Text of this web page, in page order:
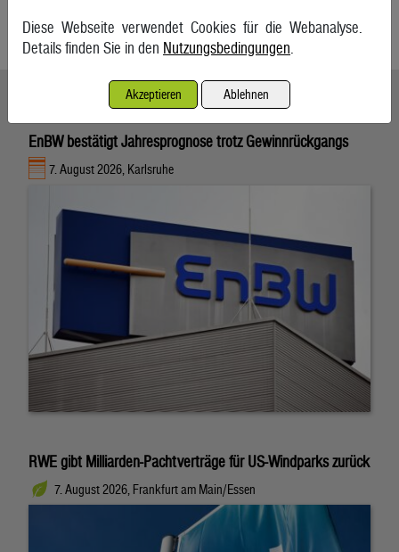
APA
Ähnliche Artikel weiterlesen
EnBW bestätigt Jahresprognose trotz Gewinnrückgangs
7. August 2026, Karlsruhe
RWE gibt Milliarden-Pachtverträge für US-Windparks zurück
7. August 2026, Frankfurt am Main/Essen
Diese Webseite verwendet Cookies für die Webanalyse.
Details finden Sie in den Nutzungsbedingungen
Akzeptieren Ablehnen